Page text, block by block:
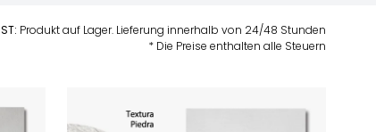
ST: Produkt auf Lager. Lieferung innerhalb von 24/48 Stunden
* Die Preise enthalten alle Steuern